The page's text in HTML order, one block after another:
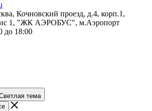
Кочновский проезд, д.4, корп.1,
1, "ЖК АЭРОБУС", м.Аэропорт
до 18:00
тема